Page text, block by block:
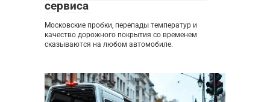
сервиса
Московские пробки, перепады температур и
качество дорожного покрытия со временем
сказываются на любом автомобиле.